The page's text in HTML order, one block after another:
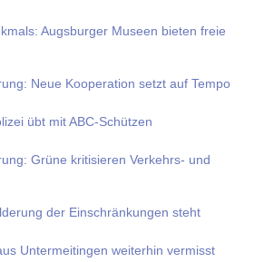
Augsburger Museen bieten freie
Neue Kooperation setzt auf Tempo
übt mit ABC-Schüt­zen
Grüne kritisieren Verkehrs- und
der Einschränkungen steht
Untermeitingen weiterhin vermisst